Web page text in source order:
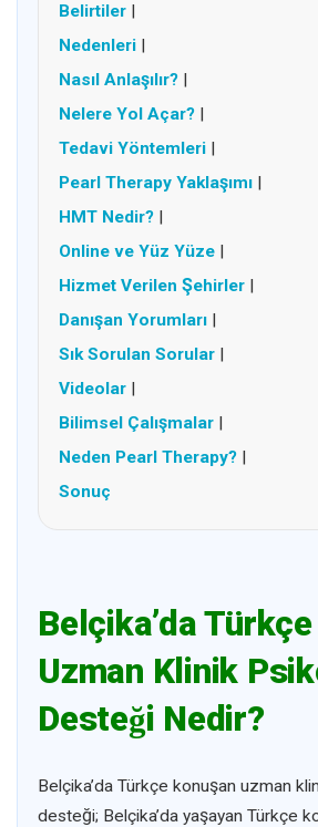
Belirtiler
Nedenleri
Nasıl Anlaşılır?
Nelere Yol Açar?
Tedavi Yöntemleri
Pearl Therapy Yaklaşımı
HMT Nedir?
Online ve Yüz Yüze
Hizmet Verilen Şehirler
Danışan Yorumları
Sık Sorulan Sorular
Videolar
Bilimsel Çalışmalar
Neden Pearl Therapy?
Sonuç
Belçika’da
Uzman Klinik
Desteği Nedir?
Belçika’da Türkçe konuşan uzman
desteği; Belçika’da yaşayan Türkçe